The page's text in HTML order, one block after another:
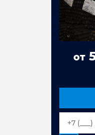
Труба
Труба
Труба
Труба
Труба
от